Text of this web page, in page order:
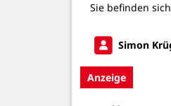
Sie befinden
Simon
Anzeige